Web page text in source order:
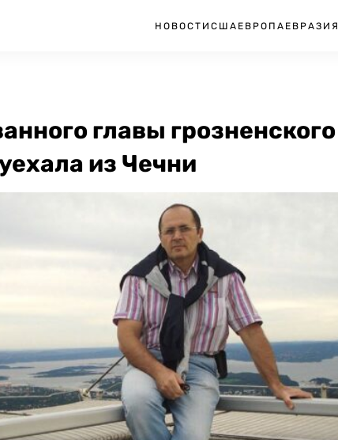
НОВОСТИ США ЕВРОПА ЕВРАЗИЯ
главы грозненского
из Чечни